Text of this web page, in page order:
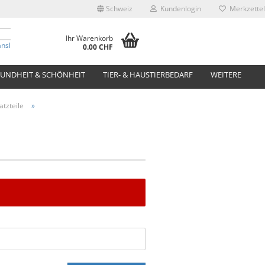
Schweiz Kundenlogin Merkzettel
Ihr Warenkorb
0.00 CHF
& SCHÖNHEIT TIER- & HAUSTIERBEDARF WEITERE
»